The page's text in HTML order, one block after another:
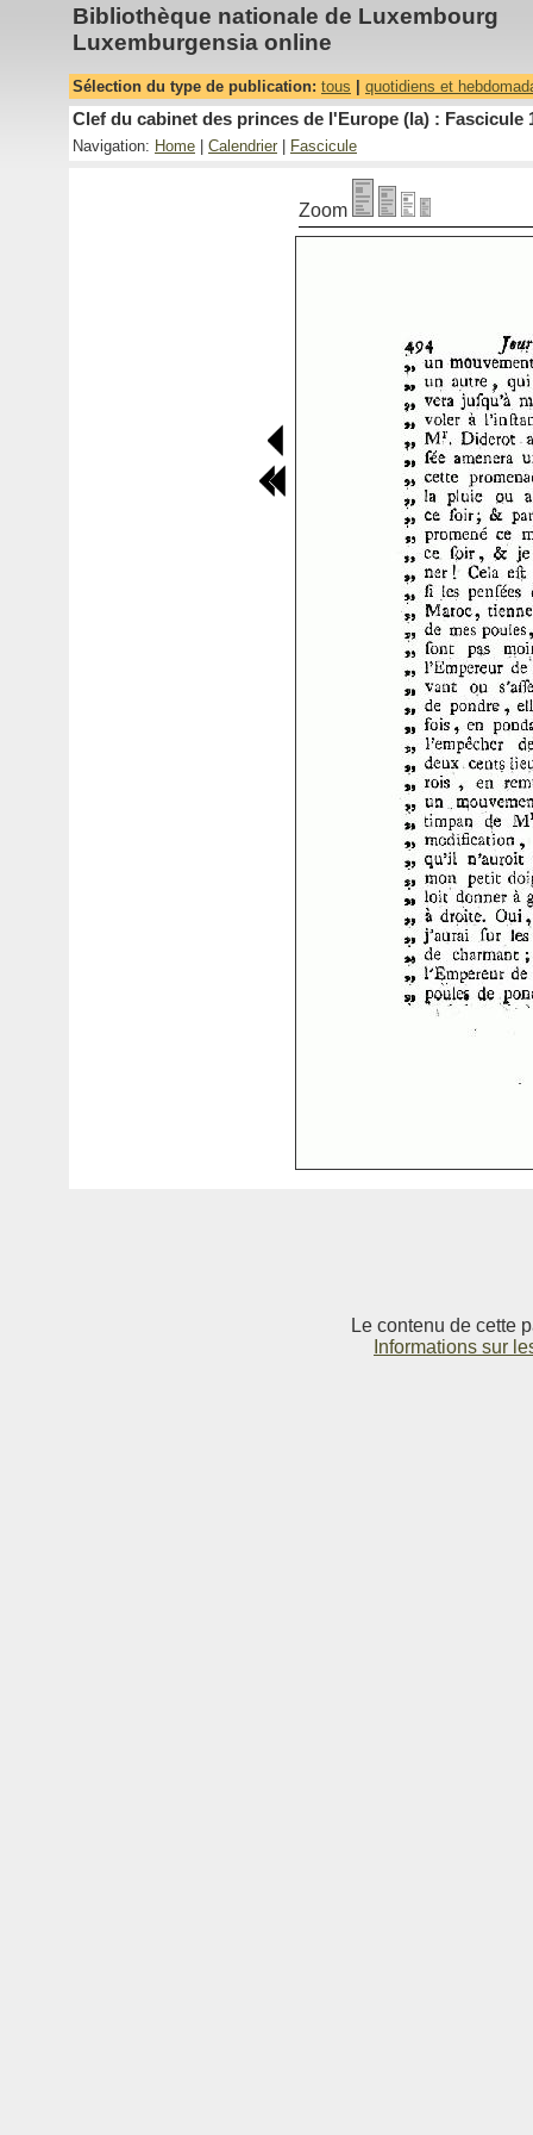
Bibliothèque nationale de Luxembourg
Luxemburgensia online
Sélection du type de publication: tous quotidiens et
Clef du cabinet des princes de l'Europe (la) : Fascicule
Navigation: Home Calendrier Fascicule
Zoom
Le contenu de cette
Informations sur